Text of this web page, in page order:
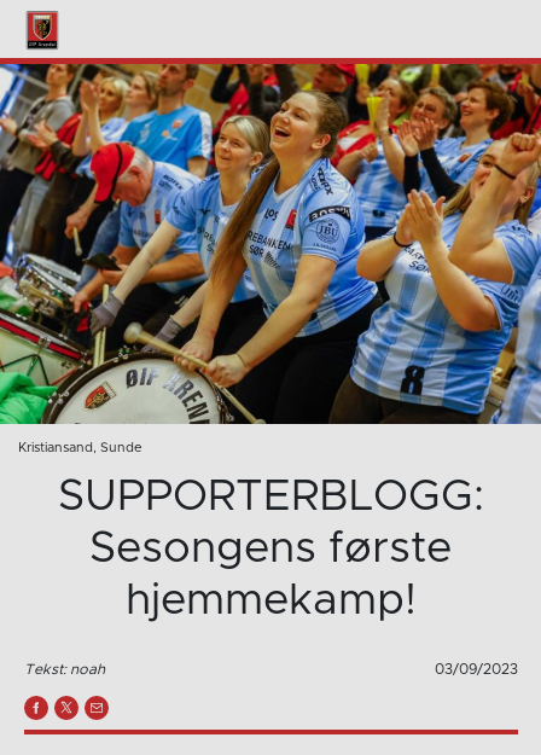
Kristiansand, Sunde
SUPPORTERBLOGG:
Sesongens første
hjemmekamp!
Tekst: noah 03/09/2023